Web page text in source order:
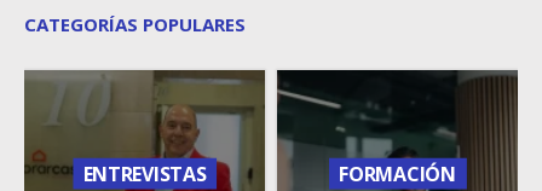
CATEGORÍAS POPULARES
ENTREVISTAS FORMACIÓN